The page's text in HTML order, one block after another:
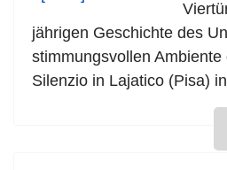
jährigen Geschichte des
stimmungsvollen Ambiente
Silenzio in Lajatico (Pisa)